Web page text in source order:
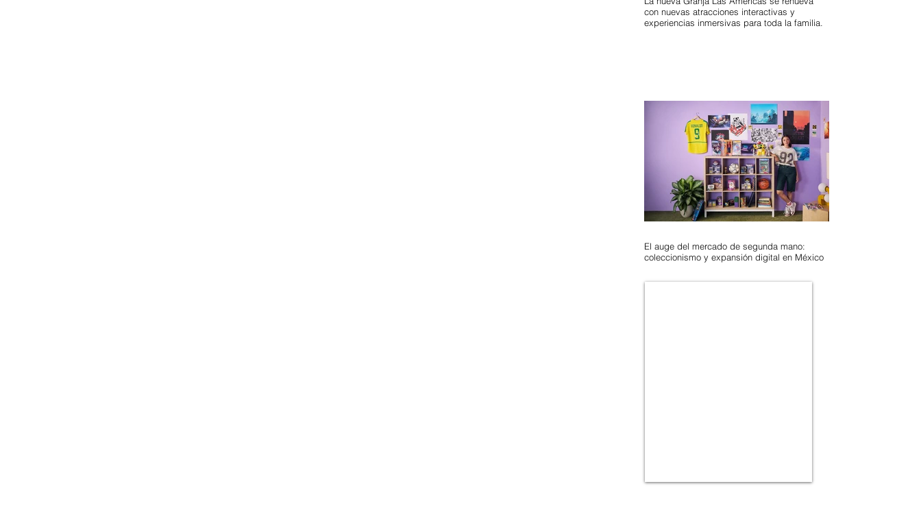
con nuevas atracciones interactivas y
experiencias inmersivas para toda la familia.
El auge del mercado de segunda mano:
coleccionismo y expansión digital en México